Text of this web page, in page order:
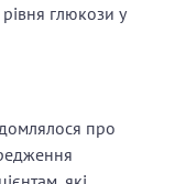
глюкози у
про